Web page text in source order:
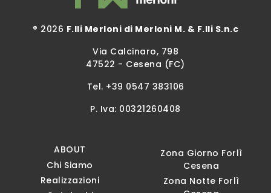
® 2026 F.lli Merloni di Merloni M. & F.lli S.n.c
Via Calcinaro, 798
47522 - Cesena (FC)
Tel. +39 0547 383106
P. Iva: 00321260408
ABOUT
Chi Siamo
Realizzazioni
Zona Giorno Forlì
Cesena
Zona Notte Forlì